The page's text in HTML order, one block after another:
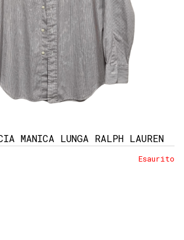
MANICA LUNGA RALPH LAUREN
Esaurito